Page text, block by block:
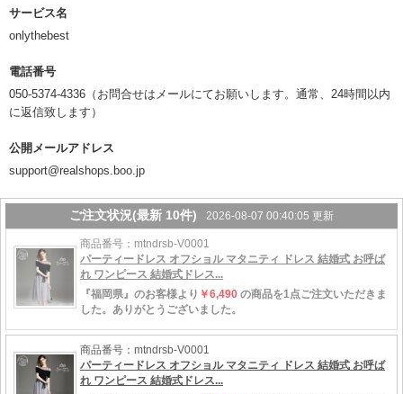
サービス名
onlythebest
電話番号
050-5374-4336（お問合せはメールにてお願いします。通常、24時間以内
に返信致します）
公開メールアドレス
support@realshops.boo.jp